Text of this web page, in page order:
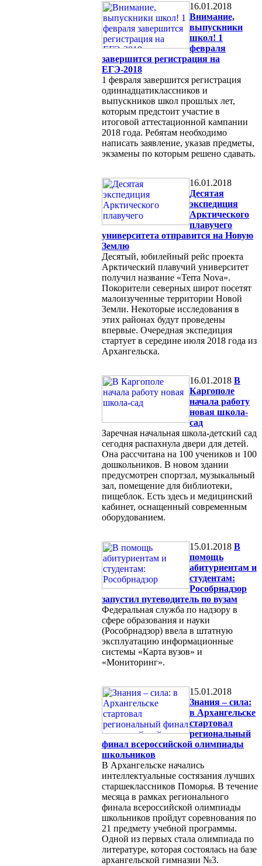
16.01.2018
Внимание,
выпускники
школ! 1
февраля
завершится регистрация на
ЕГЭ-2018
1 февраля завершится регистрация
одиннадцатиклассников и
выпускников школ прошлых лет,
которым предстоит участие в
итоговой аттестационной кампании
2018 года. Ребятам необходимо
написать заявление, указав предметы,
экзамены по которым решено сдавать.
16.01.2018
Десятая
экспедиция
Арктического
плавучего
университета отправится на Новую
Землю
Десятый, юбилейный рейс проекта
Арктический плавучий университет
получил название «Terra Nova».
Покорители северных широт посетят
малоизученные территории Новой
Земли. Некоторые исследования в
этих районах будут проведены
впервые. Очередная экспедиция
стартует в середине июля 2018 года из
Архангельска.
16.01.2018 В
Каргополе
начала работу
новая школа-
сад
Заречная начальная школа-детский сад
сегодня распахнула двери для детей.
Она рассчитана на 100 учеников и 100
дошкольников. В новом здании
предусмотрен спортзал, музыкальный
зал, помещение для библиотеки,
пищеблок. Есть здесь и медицинский
кабинет, оснащенный современным
оборудованием.
15.01.2018 В
помощь
абитуриентам и
студентам:
Рособрнадзор
запустил путеводитель по вузам
Федеральная служба по надзору в
сфере образования и науки
(Рособрнадзор) ввела в штатную
эксплуатацию информационные
системы «Карта вузов» и
«Мониторинг».
15.01.2018
Знания – сила:
в Архангельске
стартовал
региональный
финал всероссийской олимпиады
школьников
В Архангельске начались
интеллектуальные состязания лучших
старшеклассников Поморья. В течение
месяца в рамках регионального
финала всероссийской олимпиады
школьников пройдут соревнования по
21 предмету учебной программы.
Одной из первых стала олимпиада по
литературе, которая состоялась на базе
архангельской гимназии №3.